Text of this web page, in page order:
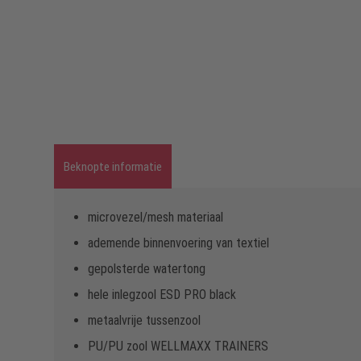
Beknopte informatie
microvezel/mesh materiaal
ademende binnenvoering van textiel
gepolsterde watertong
hele inlegzool ESD PRO black
metaalvrije tussenzool
PU/PU zool WELLMAXX TRAINERS